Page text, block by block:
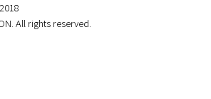
All rights reserved.